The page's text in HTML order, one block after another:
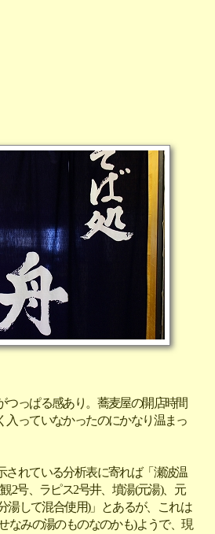
っぱる感あり。蕎麦屋の開店時間
入っていなかったのにかなり温まっ
れている分析表に寄れば「瀬波温
2号、ラピス2号井、墳湯(元湯)、元
湯して混合使用)」とあるが、これは
なみの湯のものなのかも)ようで、現